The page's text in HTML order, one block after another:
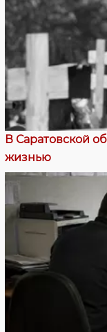
В Саратовской
жизнью